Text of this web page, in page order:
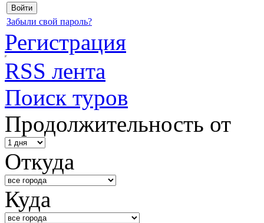
Забыли свой пароль?
Регистрация
RSS лента
Поиск туров
Продолжительность от
Откуда
Куда